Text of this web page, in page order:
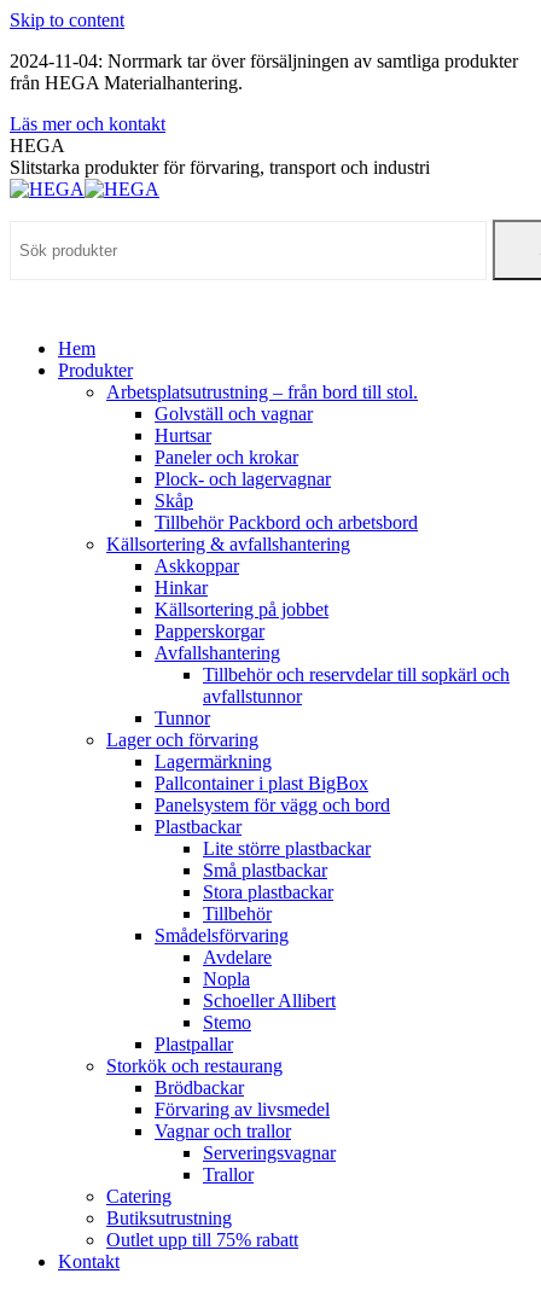
Skip to content
2024-11-04: Norrmark tar över försäljningen av samtliga produkter
från HEGA Materialhantering.
Läs mer och kontakt
HEGA
Slitstarka produkter för förvaring, transport och industri
Hem
Produkter
Arbetsplatsutrustning – från bord till stol.
Golvställ och vagnar
Hurtsar
Paneler och krokar
Plock- och lagervagnar
Skåp
Tillbehör Packbord och arbetsbord
Källsortering & avfallshantering
Askkoppar
Hinkar
Källsortering på jobbet
Papperskorgar
Avfallshantering
Tillbehör och reservdelar till sopkärl och
avfallstunnor
Tunnor
Lager och förvaring
Lagermärkning
Pallcontainer i plast BigBox
Panelsystem för vägg och bord
Plastbackar
Lite större plastbackar
Små plastbackar
Stora plastbackar
Tillbehör
Smådelsförvaring
Avdelare
Nopla
Schoeller Allibert
Stemo
Plastpallar
Storkök och restaurang
Brödbackar
Förvaring av livsmedel
Vagnar och trallor
Serveringsvagnar
Trallor
Catering
Butiksutrustning
Outlet upp till 75% rabatt
Kontakt